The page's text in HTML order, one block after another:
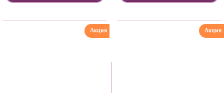
Акция Акция